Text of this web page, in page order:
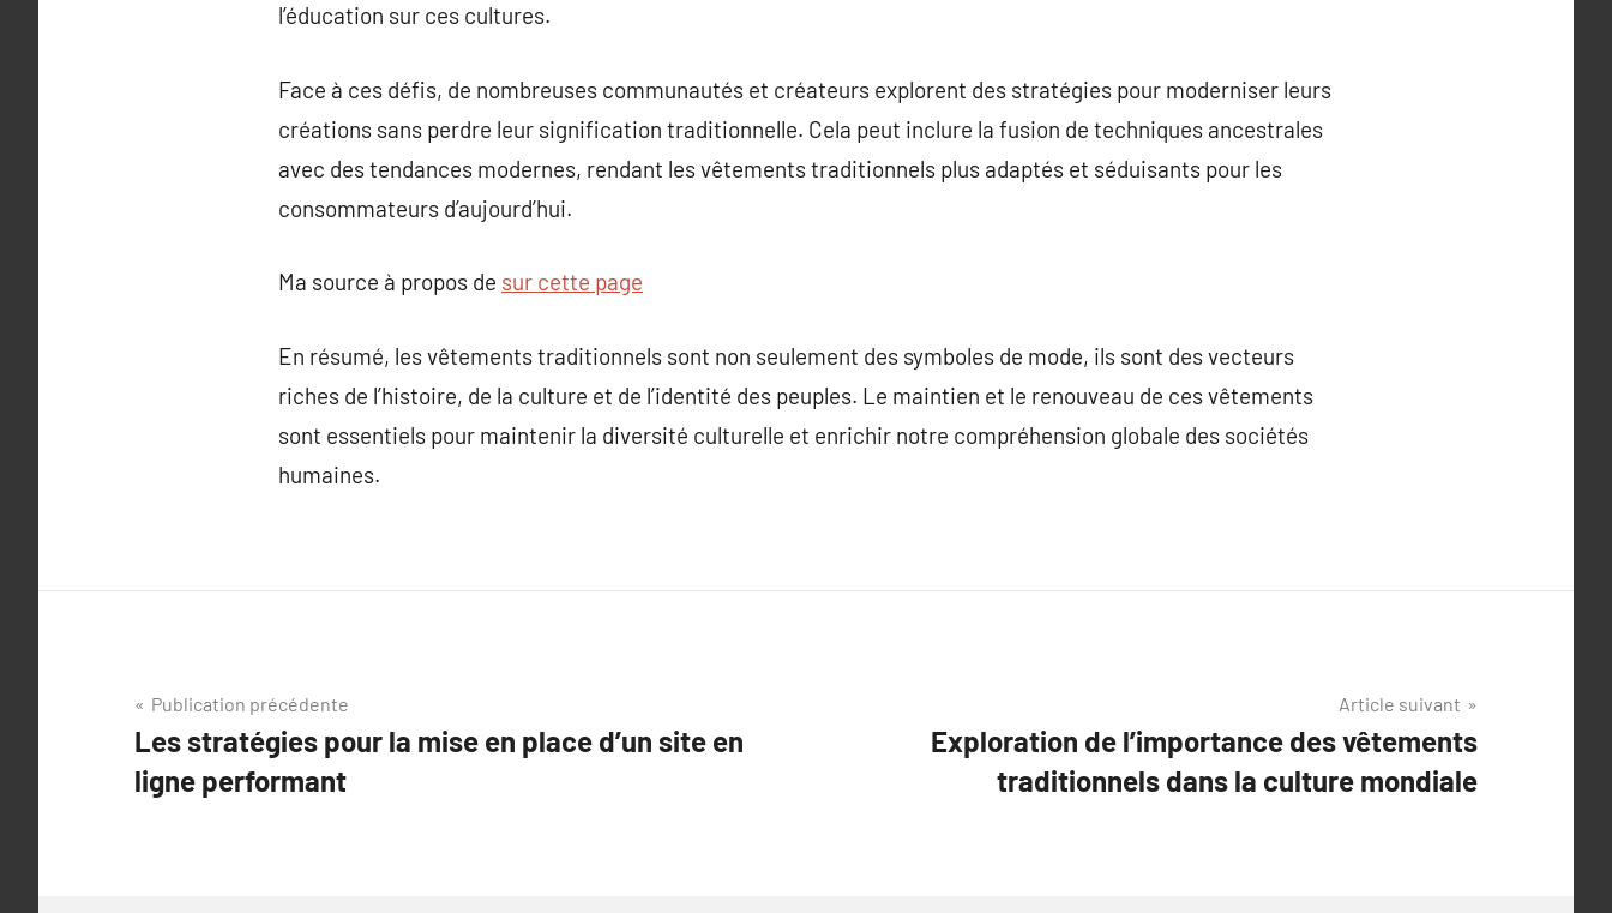
l’éducation sur ces cultures.
Face à ces défis, de nombreuses communautés et créateurs explorent des stratégies pour moderniser leurs
créations sans perdre leur signification traditionnelle. Cela peut inclure la fusion de techniques ancestrales
avec des tendances modernes, rendant les vêtements traditionnels plus adaptés et séduisants pour les
consommateurs d’aujourd’hui.
Ma source à propos de sur cette page
En résumé, les vêtements traditionnels sont non seulement des symboles de mode, ils sont des vecteurs
riches de l’histoire, de la culture et de l’identité des peuples. Le maintien et le renouveau de ces vêtements
sont essentiels pour maintenir la diversité culturelle et enrichir notre compréhension globale des sociétés
humaines.
Navigation
de
l’article
Publication précédente
Les stratégies pour la mise en place d’un site en
ligne performant
Article suivant
Exploration de l’importance des vêtements
traditionnels dans la culture mondiale